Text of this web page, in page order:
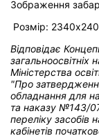
Зображення
Розмір:
Відповідає
загальноосвітніх
Міністерства
"Про
обладнання для
та наказу №143/
переліку засобів
кабінетів